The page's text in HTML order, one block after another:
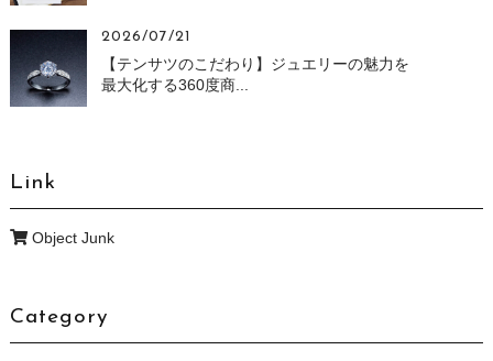
2026/07/21
【テンサツのこだわり】ジュエリーの魅力を
最大化する360度商...
Link
Object Junk
Category